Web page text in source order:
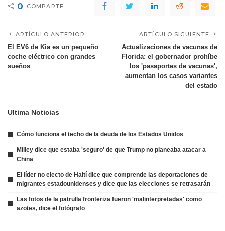
0 COMPARTE
ARTÍCULO ANTERIOR
El EV6 de Kia es un pequeño
coche eléctrico con grandes
sueños
ARTÍCULO SIGUIENTE
Actualizaciones de vacunas de
Florida: el gobernador prohíbe
los 'pasaportes de vacunas',
aumentan los casos variantes
del estado
Ultima Noticias
Cómo funciona el techo de la deuda de los Estados Unidos
Milley dice que estaba 'seguro' de que Trump no planeaba atacar a
China
El líder no electo de Haití dice que comprende las deportaciones de
migrantes estadounidenses y dice que las elecciones se retrasarán
Las fotos de la patrulla fronteriza fueron 'malinterpretadas' como
azotes, dice el fotógrafo